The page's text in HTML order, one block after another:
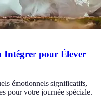
Intégrer pour Élever
émotionnels significatifs,
pour votre journée spéciale.